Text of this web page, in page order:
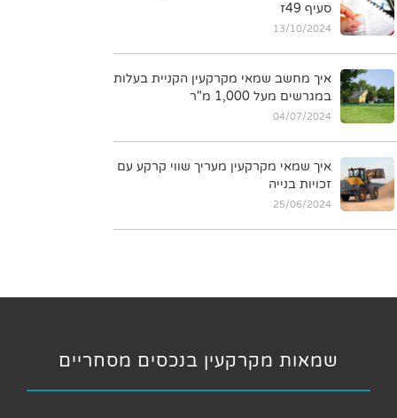
סעיף 49ז
13/10/2024
איך מחשב שמאי מקרקעין הקניית בעלות
במגרשים מעל 1,000 מ"ר
04/07/2024
איך שמאי מקרקעין מעריך שווי קרקע עם
זכויות בנייה
25/06/2024
שמאות מקרקעין בנכסים מסחריים